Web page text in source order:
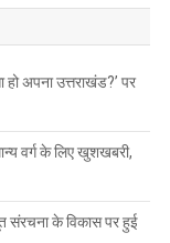
हो अपना उत्तराखंड?’ पर
वर्ग के लिए खुशखबरी,
संरचना के विकास पर हुई